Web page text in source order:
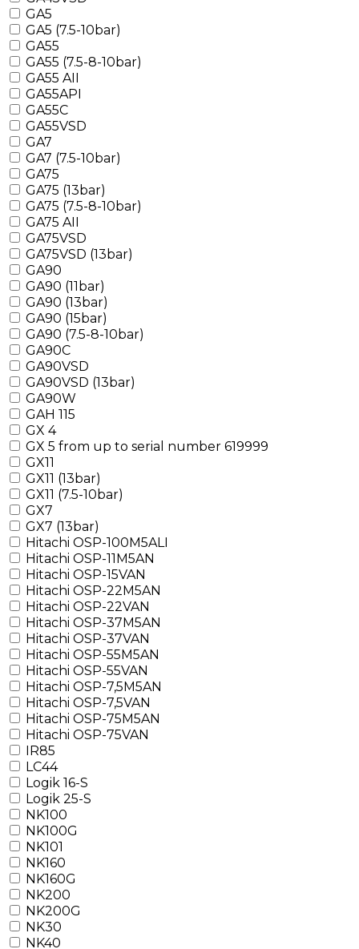
GA5
GA5 (7.5-10bar)
GA55
GA55 (7.5-8-10bar)
GA55 AII
GA55API
GA55C
GA55VSD
GA7
GA7 (7.5-10bar)
GA75
GA75 (13bar)
GA75 (7.5-8-10bar)
GA75 AII
GA75VSD
GA75VSD (13bar)
GA90
GA90 (11bar)
GA90 (13bar)
GA90 (15bar)
GA90 (7.5-8-10bar)
GA90C
GA90VSD
GA90VSD (13bar)
GA90W
GAH 115
GX 4
GX 5 from up to serial number 619999
GX11
GX11 (13bar)
GX11 (7.5-10bar)
GX7
GX7 (13bar)
Hitachi OSP-100M5ALI
Hitachi OSP-11M5AN
Hitachi OSP-15VAN
Hitachi OSP-22M5AN
Hitachi OSP-22VAN
Hitachi OSP-37M5AN
Hitachi OSP-37VAN
Hitachi OSP-55M5AN
Hitachi OSP-55VAN
Hitachi OSP-7,5M5AN
Hitachi OSP-7,5VAN
Hitachi OSP-75M5AN
Hitachi OSP-75VAN
IR85
LC44
Logik 16-S
Logik 25-S
NK100
NK100G
NK101
NK160
NK160G
NK200
NK200G
NK30
NK40